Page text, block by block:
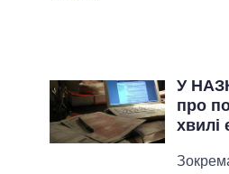
У
про
хвилі